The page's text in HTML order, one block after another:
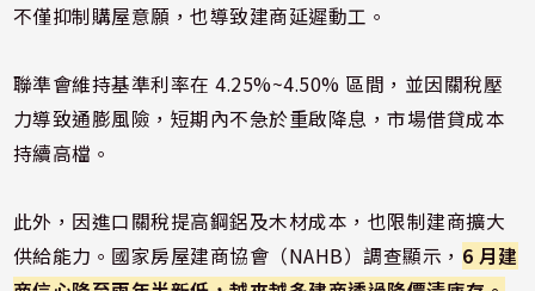
不僅抑制購屋意願，也導致建商延遲動工。
聯準會維持基準利率在 4.25%~4.50% 區間，並因關稅壓
力導致通膨風險，短期內不急於重啟降息，市場借貸成本
持續高檔。
此外，因進口關稅提高鋼鋁及木材成本，也限制建商擴大
供給能力。國家房屋建商協會（NAHB）調查顯示， 6 月建